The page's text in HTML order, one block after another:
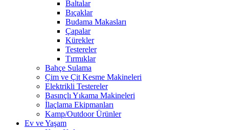
Baltalar
Bıçaklar
Budama Makasları
Çapalar
Kürekler
Testereler
Tırmıklar
Bahçe Sulama
Çim ve Çit Kesme Makineleri
Elektrikli Testereler
Basınçlı Yıkama Makineleri
İlaçlama Ekipmanları
Kamp/Outdoor Ürünler
Ev ve Yaşam